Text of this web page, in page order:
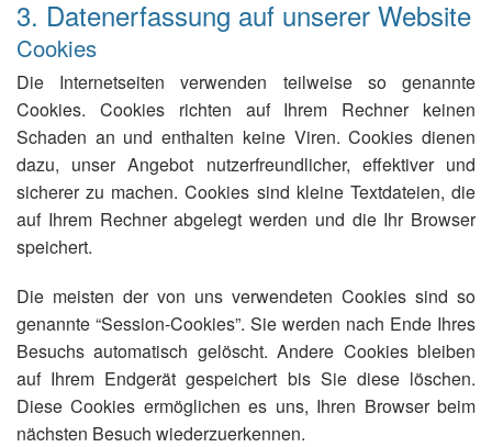
3. Datenerfassung auf unserer Website
Cookies
Die Internetseiten verwenden teilweise so genannte
Cookies. Cookies richten auf Ihrem Rechner keinen
Schaden an und enthalten keine Viren. Cookies dienen
dazu, unser Angebot nutzerfreundlicher, effektiver und
sicherer zu machen. Cookies sind kleine Textdateien, die
auf Ihrem Rechner abgelegt werden und die Ihr Browser
speichert.
Die meisten der von uns verwendeten Cookies sind so
genannte “Session-Cookies”. Sie werden nach Ende Ihres
Besuchs automatisch gelöscht. Andere Cookies bleiben
auf Ihrem Endgerät gespeichert bis Sie diese löschen.
Diese Cookies ermöglichen es uns, Ihren Browser beim
nächsten Besuch wiederzuerkennen.